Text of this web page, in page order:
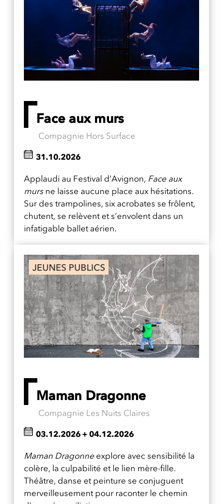
Face aux murs
Compagnie Hors Surface
Applaudi au Festival d’Avignon, Face aux
mursne laisse aucune place aux hésitations.
Sur des trampolines, six acrobates se frôlent,
chutent, se relèvent et s’envolent dans un
infatigable ballet aérien.
31.10.2026
JEUNES PUBLICS
Maman Dragonne
Compagnie Les Nuits Claires
Maman Dragonne explore avec sensibilité la
colère, la culpabilité et le lien mère-fille.
Théâtre, danse et peinture se conjuguent
merveilleusement pour raconter le chemin
03.12.2026+ 04.12.2026